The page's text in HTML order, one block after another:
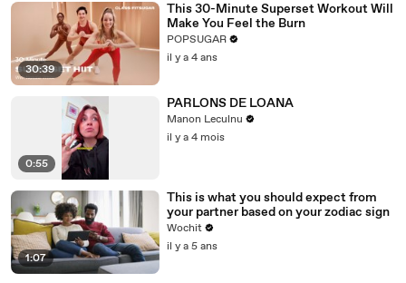
30:39
This 30-Minute Superset Workout Will
Make You Feel the Burn
POPSUGAR
il y a 4 ans
0:55
PARLONS DE LOANA
Manon Leculnu
il y a 4 mois
1:07
This is what you should expect from
your partner based on your zodiac sign
Wochit
il y a 5 ans